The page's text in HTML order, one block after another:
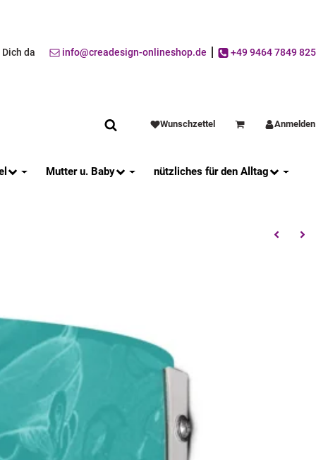
da info@creadesign-onlineshop.de +49 9464 7849 825
Wunschzettel WarenkorbAnmelden
Mutter u. Baby nützliches für den Alltag